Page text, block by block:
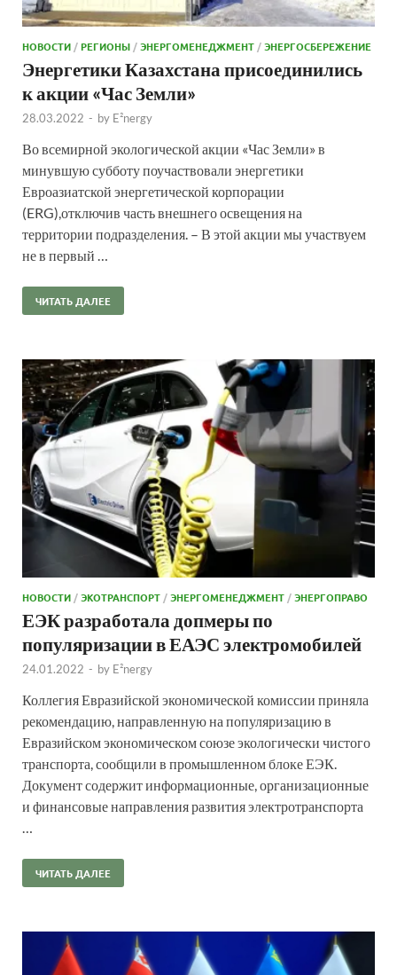
НОВОСТИ/РЕГИОНЫ/ЭНЕРГОМЕНЕДЖМЕНТ/ЭНЕРГОСБЕРЕЖЕНИЕ
Энергетики Казахстана присоединились
к акции «Час Земли»
28.03.2022 - by E²nergy
Во всемирной экологической акции «Час Земли» в
минувшую субботу поучаствовали энергетики
Евроазиатской энергетической корпорации
(ERG),отключив часть внешнего освещения на
территории подразделения. – В этой акции мы участвуем
не в первый …
ЧИТАТЬ ДАЛЕЕ
НОВОСТИ /ЭКОТРАНСПОРТ /ЭНЕРГОМЕНЕДЖМЕНТ /ЭНЕРГОПРАВО
ЕЭК разработала допмеры по
популяризации в ЕАЭС электромобилей
24.01.2022 - by E²nergy
Коллегия Евразийской экономической комиссии приняла
рекомендацию, направленную на популяризацию в
Евразийском экономическом союзе экологически чистого
транспорта, сообщили в промышленном блоке ЕЭК.
Документ содержит информационные, организационные
и финансовые направления развития электротранспорта
…
ЧИТАТЬ ДАЛЕЕ